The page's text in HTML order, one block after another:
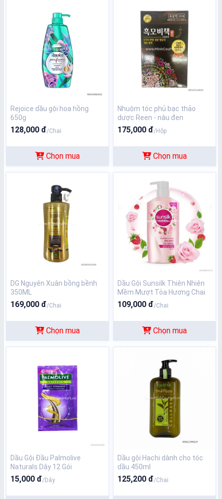
Rejoice dầu gội hoa hồng
650g
128,000 đ/Chai
Chọn mua
Nhuộm tóc phủ bạc thảo
dược Reen - nâu đen
175,000 đ/Hộp
Chọn mua
DG Nguyên Xuân bồng bềnh
350ML
169,000 đ/Chai
Chọn mua
Dầu Gội Sunsilk Thiên Nhiên
Mềm Mượt Tỏa Hương Chai
650gr
109,000 đ/Chai
Chọn mua
Dầu Gội Đầu Palmolive
Naturals Dây 12 Gói
15,000 đ/Dây
Dầu gội Hachi dành cho tóc
dầu 450ml
125,200 đ/Chai